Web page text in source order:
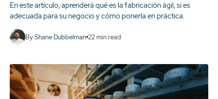
En este artículo, aprenderá qué es la fabricación ágil, si es
adecuada para su negocio y cómo ponerla en práctica.
ByShane Dubbelman 22min read